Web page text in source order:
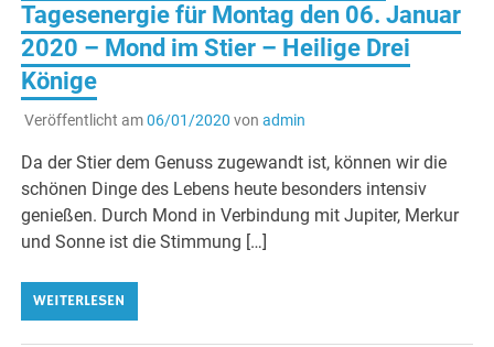
Tagesenergie für Montag den 06. Januar
2020 – Mond im Stier – Heilige Drei
Könige
Veröffentlicht am06/01/2020 von admin
Da der Stier dem Genuss zugewandt ist, können wir die
schönen Dinge des Lebens heute besonders intensiv
genießen. Durch Mond in Verbindung mit Jupiter, Merkur
und Sonne ist die Stimmung […]
WEITERLESEN